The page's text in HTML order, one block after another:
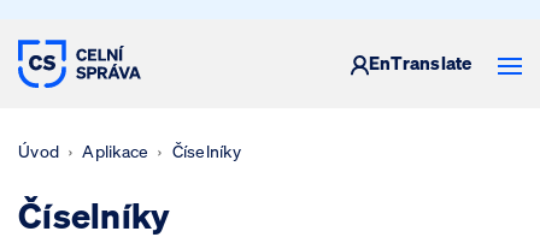
CELNÍ SPRÁVA ČESKÉ REPUBLIKY
EnTranslate
Úvod Aplikace Číselníky
Číselníky